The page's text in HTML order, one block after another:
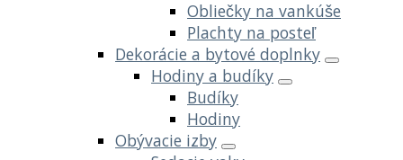
Obliečky na vankúše
Plachty na posteľ
Dekorácie a bytové doplnky
Hodiny a budíky
Budíky
Hodiny
Obývacie izby